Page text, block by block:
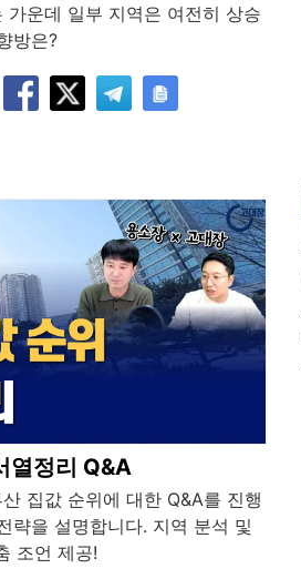
가운데 일부 지역은 여전히 상승
방은?
열정리 Q&A
집값 순위에 대한 Q&A를 진행
략을 설명합니다. 지역 분석 및
조언 제공!